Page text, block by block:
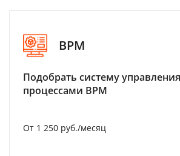
BPM
Подобрать систему
процессами BPM
От 1 250 руб./месяц